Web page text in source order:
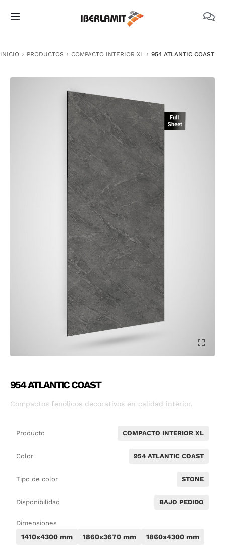
Toggle
NOSOTROS
DOCUMENTACIÓN TÉCNICA
MEDIO AMBIENTE
INICIO PRODUCTOS COMPACTO INTERIOR XL 954 ATLANTIC COAST
954 ATLANTIC COAST
Compactos fenólicos decorativos en calidad interior.
Producto COMPACTO INTERIOR XL
Color 954 ATLANTIC COAST
Tipo de color STONE
Disponibilidad BAJO PEDIDO
Dimensiones
1410x4300 mm 1860x3670 mm 1860x4300 mm